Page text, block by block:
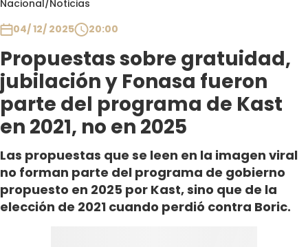
Nacional/Noticias
04/ 12/ 2025
20:00
Propuestas sobre gratuidad,
jubilación y Fonasa fueron
parte del programa de Kast
en 2021, no en 2025
Las propuestas que se leen en la imagen viral
no forman parte del programa de gobierno
propuesto en 2025 por Kast, sino que de la
elección de 2021 cuando perdió contra Boric.
Club De La Comedia
Contigo en Directo
Plan Perfecto
El Tiempo
Sabingo
Todos Los Programas